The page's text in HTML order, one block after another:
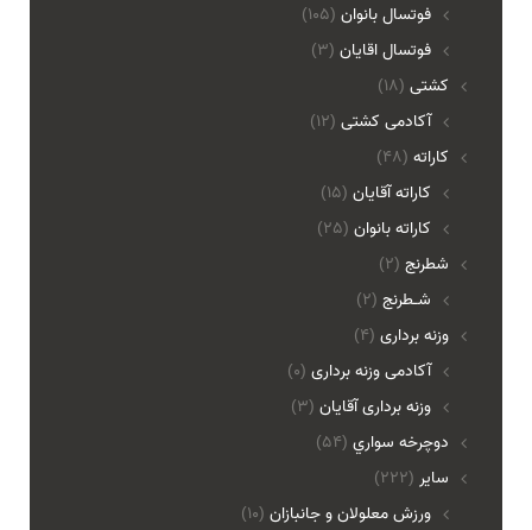
فوتسال بانوان (105)
فوتسال اقايان (3)
(18) کشتی
آکادمی کشتی (12)
(48) کاراته
کاراته آقایان (15)
کاراته بانوان (25)
(2) شطرنج
شـطرنج (2)
(4) وزنه برداری
آکادمی وزنه برداری (0)
وزنه برداری آقایان (3)
(54) دوچرخه سواري
(222) ساير
ورزش معلولان و جانبازان (10)